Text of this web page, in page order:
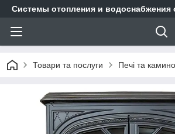
Системы отопления и
Товари та послуги Печі та